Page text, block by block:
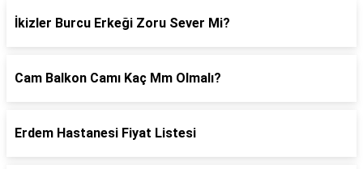
İkizler Burcu Erkeği Zoru Sever Mi?
Cam Balkon Camı Kaç Mm Olmalı?
Erdem Hastanesi Fiyat Listesi